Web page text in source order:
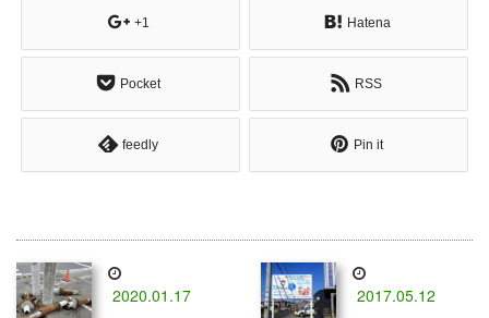
+1 Hatena
Pocket RSS
feedly Pin it
2020.01.17 2017.05.12